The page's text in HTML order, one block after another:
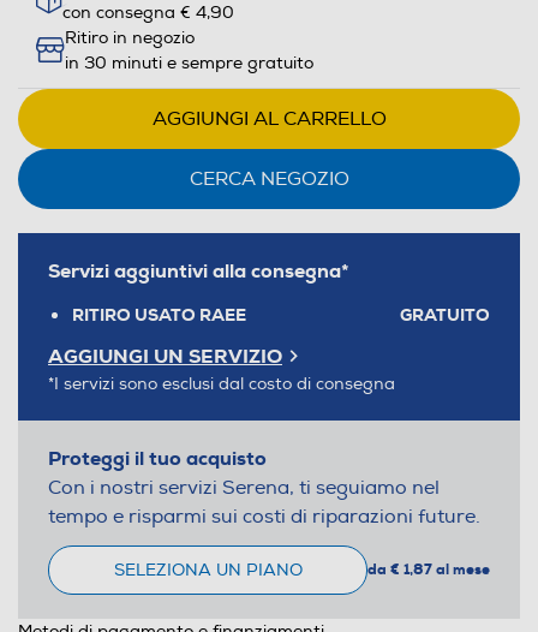
con consegna € 4,90
Ritiro in negozio
in 30 minuti e sempre gratuito
AGGIUNGI AL CARRELLO
CERCA NEGOZIO
Servizi aggiuntivi alla consegna*
RITIRO USATO RAEE GRATUITO
AGGIUNGI UN SERVIZIO
*I servizi sono esclusi dal costo di consegna
Proteggi il tuo acquisto
Con i nostri servizi Serena, ti seguiamo nel
tempo e risparmi sui costi di riparazioni future.
SELEZIONA UN PIANO da € 1,87 al mese